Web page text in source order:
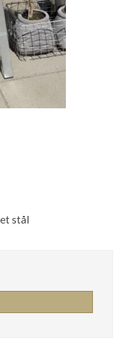
stål